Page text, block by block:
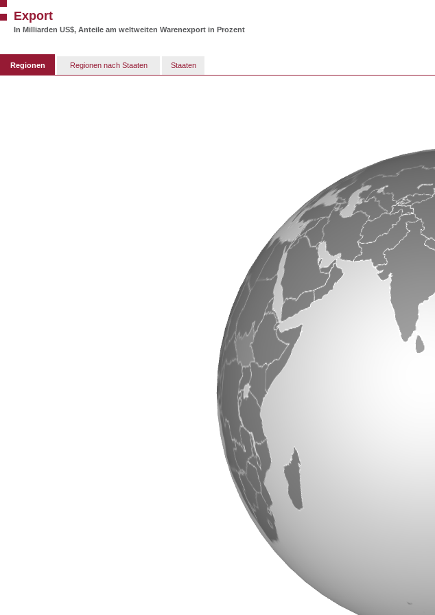
Export
In Milliarden US$, Anteile am weltweiten Warenexport in Prozent
Staaten
Regionen Regionen nach Staaten